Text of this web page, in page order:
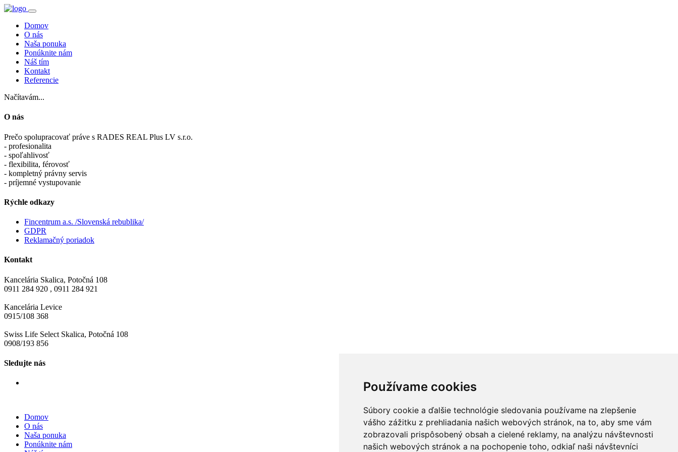
Používame cookies
Súbory cookie a ďalšie technológie sledovania používame na zlepšenie
vášho zážitku z prehliadania našich webových stránok, na to, aby sme vám
zobrazovali prispôsobený obsah a cielené reklamy, na analýzu návštevnosti
našich webových stránok a na pochopenie toho, odkiaľ naši návštevníci
Domov
O nás
Naša ponuka
Ponúknite nám
Náš tím
Kontakt
Referencie
Načítavám...
O nás
Prečo spolupracovať práve s RADES REAL Plus LV s.r.o.
- profesionalita
- spoľahlivosť
- flexibilita, férovosť
- kompletný právny servis
- príjemné vystupovanie
Rýchle odkazy
Fincentrum a.s. /Slovenská rebublika/
GDPR
Reklamačný poriadok
Kontakt
Kancelária Skalica, Potočná 108
0911 284 920 , 0911 284 921
Kancelária Levice
0915/108 368
Swiss Life Select​ Skalica, Potočná 108
0908/193 856
Sledujte nás
Domov
O nás
Naša ponuka
Ponúknite nám